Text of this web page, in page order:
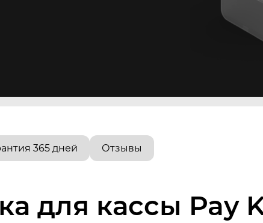
365 дней Отзывы
для кассы Pay